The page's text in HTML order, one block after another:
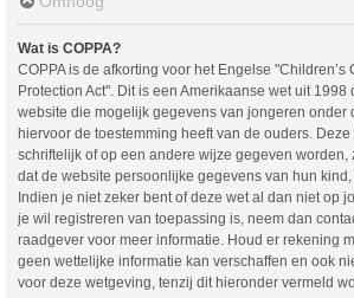
Wat is COPPA?
COPPA is de afkorting voor het Engelse "Children’s
Protection Act". Dit is een Amerikaanse wet uit 1998
website die mogelijk gegevens van jongeren onder
hiervoor de toestemming heeft van de ouders.
schriftelijk of op een andere wijze gegeven worden,
dat de website persoonlijke gegevens van hun kind,
Indien je niet zeker bent of deze wet al dan niet op
je wil registreren van toepassing is, neem dan
raadgever voor meer informatie. Houd er rekening
geen wettelijke informatie kan verschaffen en ook
voor deze wetgeving, tenzij dit hieronder vermeld